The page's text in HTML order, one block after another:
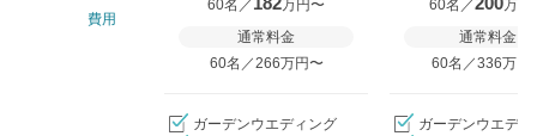
費用
60名／
万円〜
通常料金
60名／266万円〜
60名／
万円
通常料金
60名／336万円
ガーデンウエディング
ガーデンウエディ